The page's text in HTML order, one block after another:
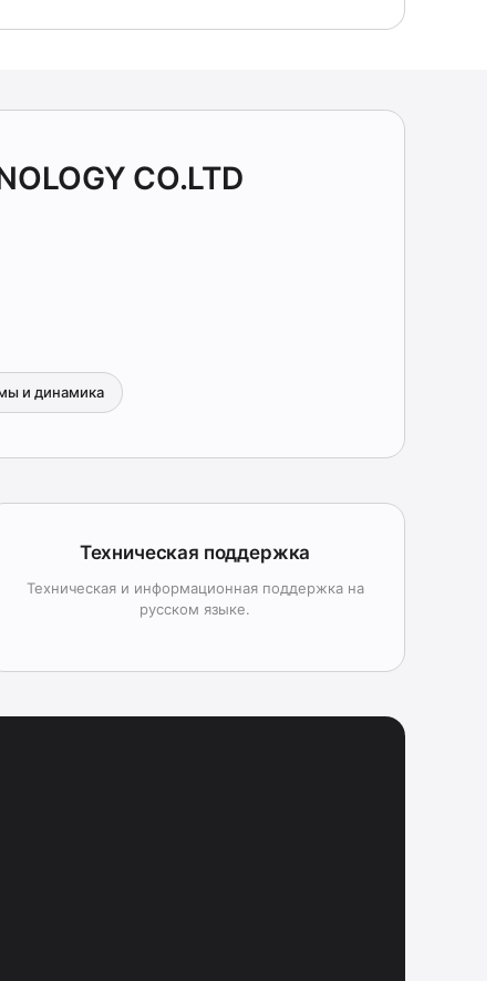
CO.LTD
и динамика
Техническая поддержка
Техническая и информационная поддержка на
русском языке.